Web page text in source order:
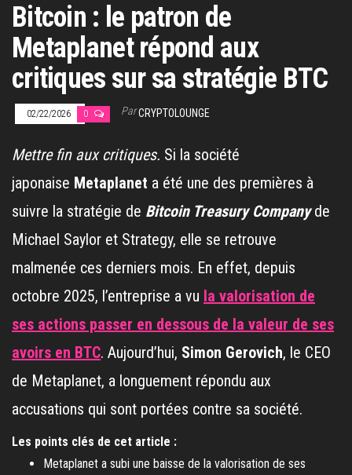
Bitcoin : le patron de
Metaplanet répond aux
critiques sur sa stratégie BTC
02/22/2026 0 ParCRYPTOLOUNGE
Mettre fin aux critiques. Si la société
japonaise Metaplanet a été une des premières à
suivre la stratégie de Bitcoin Treasury Companyde
Michael Saylor et Strategy, elle se retrouve
malmenée ces derniers mois. En effet, depuis
octobre 2025, l’entreprise a vu la valorisation de
ses actions passer en dessous de la valeur de ses
avoirs en BTC. Aujourd’hui, Simon Gerovich, le CEO
de Metaplanet, a longuement répondu aux
accusations qui sont portées contre sa société.
Les points clés de cet article :
Metaplanet a subi une baisse de la valorisation de ses